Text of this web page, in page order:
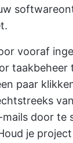
vooraf
taakbeheer
paar
door te
je